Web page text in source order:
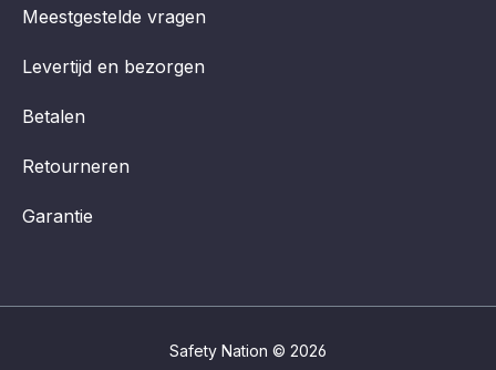
Meestgestelde vragen
Levertijd en bezorgen
Betalen
Retourneren
Garantie
Safety Nation © 2026